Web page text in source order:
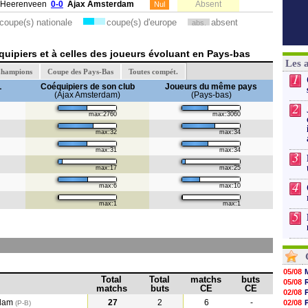
Heerenveen 0-0 Ajax Amsterdam Nul Absent
coupe(s) nationale coupe(s) d'europe abs. absent
et à celles des joueurs évoluant en Pays-bas
Coupe des Pays-Bas Toutes compét.
Coéquipiers de son club
(Ajax Amsterdam)
Joueurs du même pays
(Pays-bas)
max:2760 max:3060
max:32 max:34
max:31 max:34
max:17 max:25
max:6 max:10
max:1 max:1
Total
matchs
Total
buts
matchs
CE
buts
CE
(P-B) 27 2 6
-
Les
1
2
3
4
5
05/08
05/08
02/08
02/08